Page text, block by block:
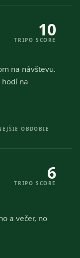
10
TRIPO SCORE
na návštevu.
na
OBDOBIE
6
TRIPO SCORE
a večer, no